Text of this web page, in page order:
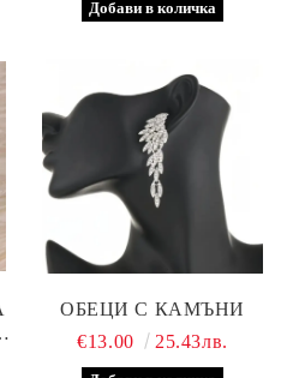
ОБЕЦИ С КАМЪНИ
€13.00
25.43лв.